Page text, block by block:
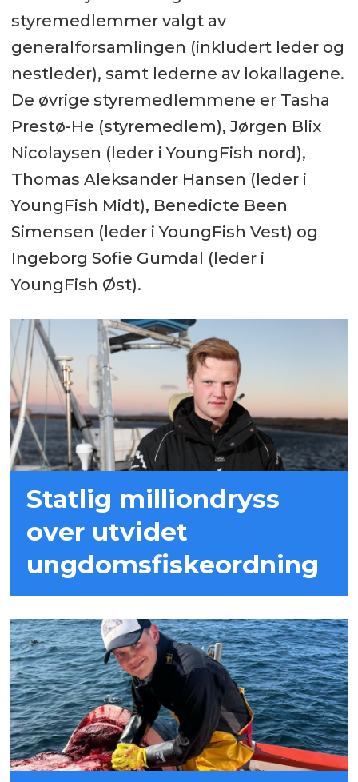
styremedlemmer valgt av
generalforsamlingen (inkludert leder og
nestleder), samt lederne av lokallagene.
De øvrige styremedlemmene er Tasha
Prestø-He (styremedlem), Jørgen Blix
Nicolaysen (leder i YoungFish nord),
Thomas Aleksander Hansen (leder i
YoungFish Midt), Benedicte Been
Simensen (leder i YoungFish Vest) og
Ingeborg Sofie Gumdal (leder i
YoungFish Øst).
Statlig milliondryss
over utvidet
ungdomsfiskeordning